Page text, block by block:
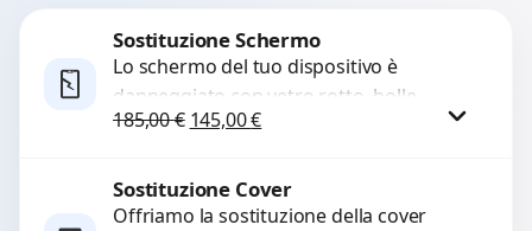
Sostituzione Schermo
Lo schermo del tuo dispositivo è
danneggiato con vetro rotto, bolle,
macchie, schermo nero o pixel morti?
185,00€ Il prezzo originale era: 185,00 €.
145,00€Il prezzo attuale è: 145,00 €.
Procedi
Sostituzione Cover
Offriamo la sostituzione della cover